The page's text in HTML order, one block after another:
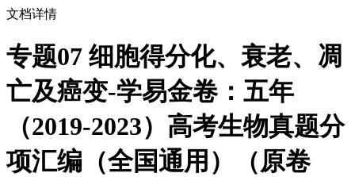
文档详情
专题07 细胞得分化、衰老、凋
亡及癌变-学易金卷：五年
（2019-2023）高考生物真题分
项汇编（全国通用）（原卷